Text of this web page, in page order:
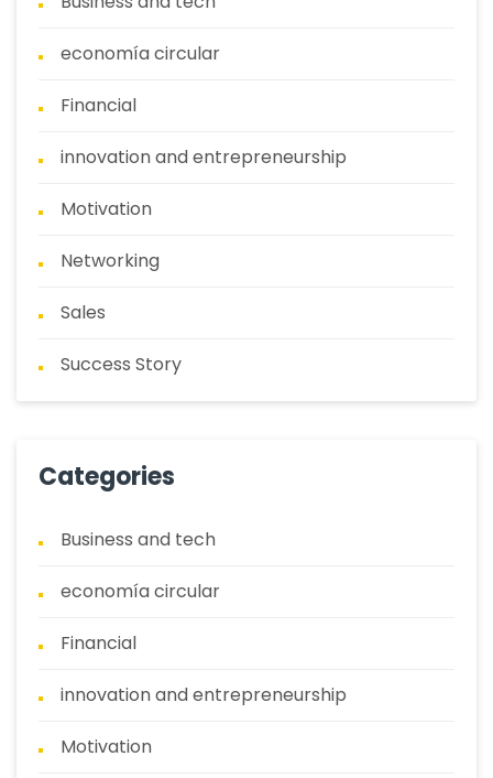
economía circular
Financial
innovation and entrepreneurship
Motivation
Networking
Sales
Success Story
Categories
Business and tech
economía circular
Financial
innovation and entrepreneurship
Motivation